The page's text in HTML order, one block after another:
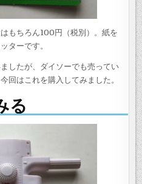
もちろん100円（税別）。紙を
ターです。
したが、ダイソーでも売ってい
回はこれを購入してみました。
る